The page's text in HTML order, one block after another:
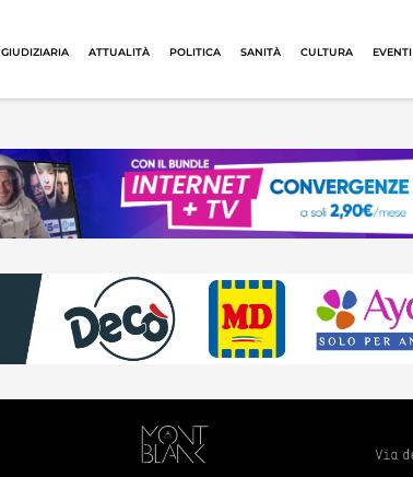
GIUDIZIARIA ATTUALITÀ POLITICA SANITÀ CULTURA EVENTI